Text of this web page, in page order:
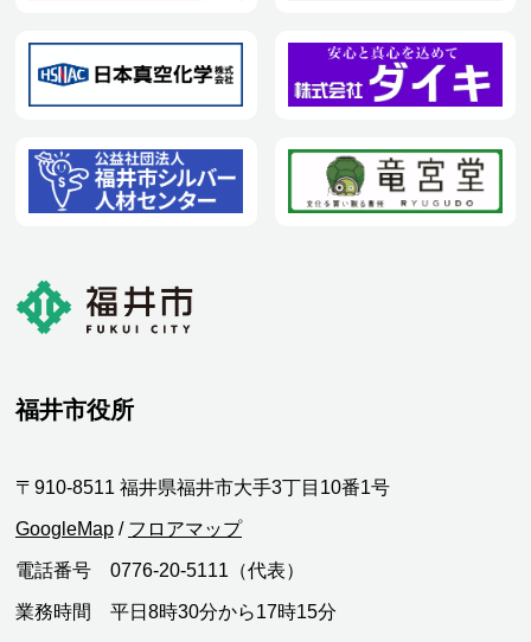
福井市役所
〒910-8511 福井県福井市大手3丁目10番1号
GoogleMap / フロアマップ
電話番号 0776-20-5111（代表）
業務時間 平日8時30分から17時15分